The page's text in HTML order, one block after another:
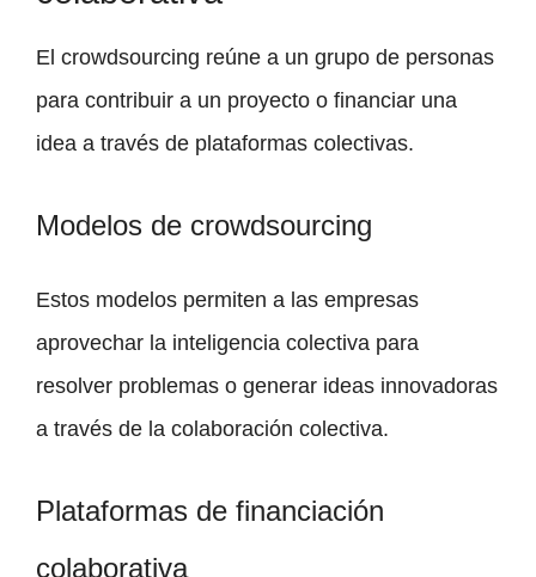
El crowdsourcing reúne a un grupo de personas
para contribuir a un proyecto o financiar una
idea a través de plataformas colectivas.
Modelos de crowdsourcing
Estos modelos permiten a las empresas
aprovechar la inteligencia colectiva para
resolver problemas o generar ideas innovadoras
a través de la colaboración colectiva.
Plataformas de financiación
colaborativa